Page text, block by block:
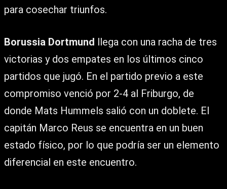
para cosechar triunfos.
Borussia Dortmund llega con una racha de tres
victorias y dos empates en los últimos cinco
partidos que jugó. En el partido previo a este
compromiso venció por 2-4 al Friburgo, de
donde Mats Hummels salió con un doblete. El
capitán Marco Reus se encuentra en un buen
estado físico, por lo que podría ser un elemento
diferencial en este encuentro.